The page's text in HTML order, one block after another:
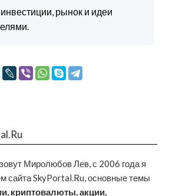
рынок и идеи
Миролюбов Лев, с 2006 года я
сайта SkyPortal.Ru, основные темы
криптовалюты, акции,